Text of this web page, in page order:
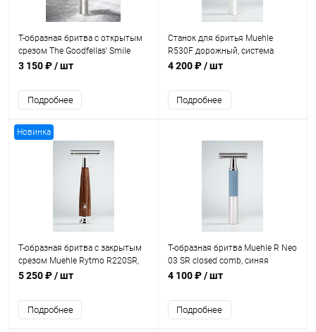
Т-образная бритва с открытым
срезом The Goodfellas' Smile
Italco
3 150 ₽/ шт
Подробнее
Станок для бритья Muehle
R530F дорожный, система
Fusion
4 200 ₽/ шт
Подробнее
Новинка
Т-образная бритва с закрытым
срезом Muehle Rytmo R220SR,
ясень
5 250 ₽/ шт
Подробнее
Т-образная бритва Muehle R Neo
03 SR closed comb, синяя
4 100 ₽/ шт
Подробнее